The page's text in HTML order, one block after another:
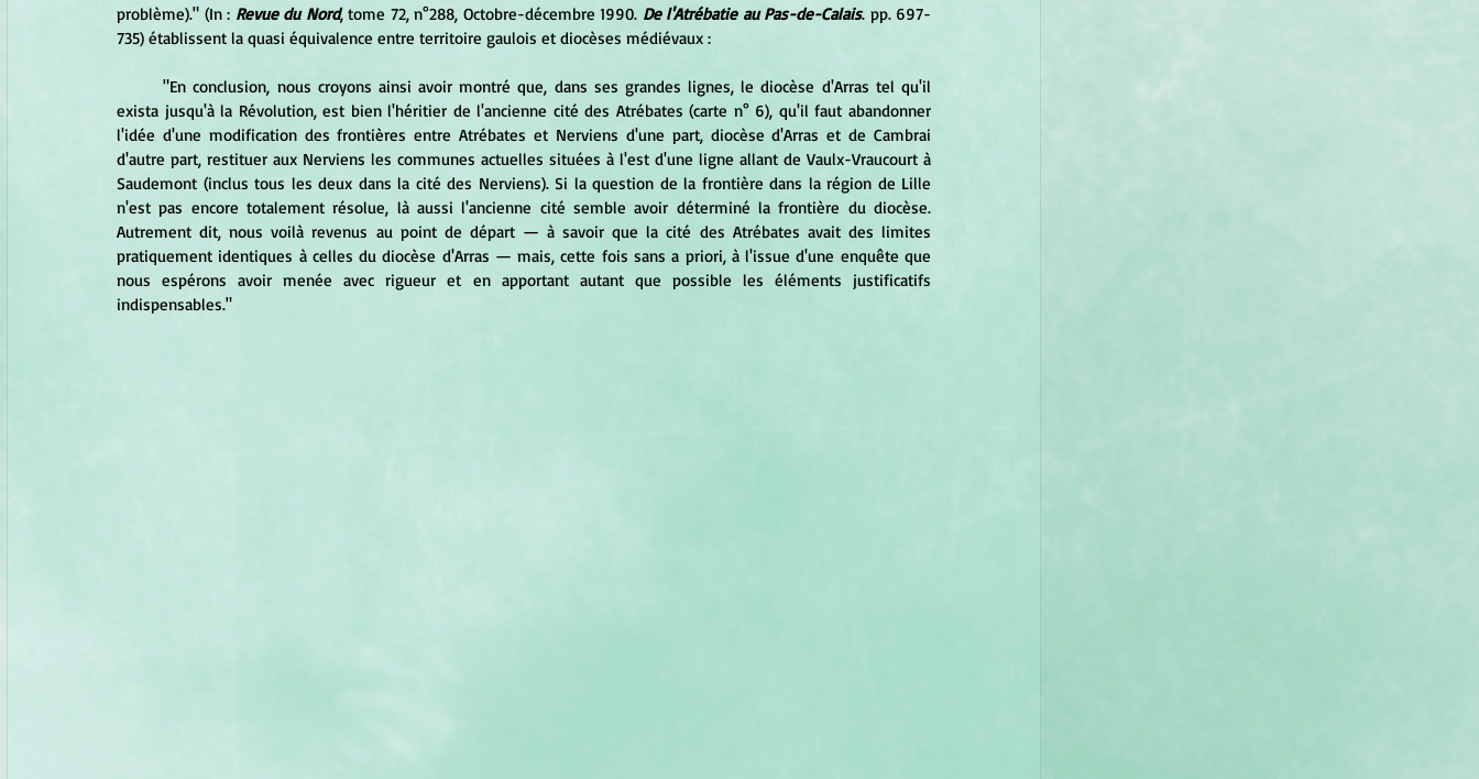
problème)." (In : Revue du Nord, tome 72, n°288, Octobre-décembre 1990. De l'Atrébatie au Pas-de-Calais. pp. 697-
735) établissent la quasi équivalence entre territoire gaulois et diocèses médiévaux :
	"En conclusion, nous croyons ainsi avoir montré que, dans ses grandes lignes, le diocèse d'Arras tel qu'il
exista jusqu'à la Révolution, est bien l'héritier de l'ancienne cité des Atrébates (carte n° 6), qu'il faut abandonner
l'idée d'une modification des frontières entre Atrébates et Nerviens d'une part, diocèse d'Arras et de Cambrai
d'autre part, restituer aux Nerviens les communes actuelles situées à l'est d'une ligne allant de Vaulx-Vraucourt à
Saudemont (inclus tous les deux dans la cité des Nerviens). Si la question de la frontière dans la région de Lille
n'est pas encore totalement résolue, là aussi l'ancienne cité semble avoir déterminé la frontière du diocèse.
Autrement dit, nous voilà revenus au point de départ — à savoir que la cité des Atrébates avait des limites
pratiquement identiques à celles du diocèse d'Arras — mais, cette fois sans a priori, à l'issue d'une enquête que
nous espérons avoir menée avec rigueur et en apportant autant que possible les éléments justificatifs
indispensables."